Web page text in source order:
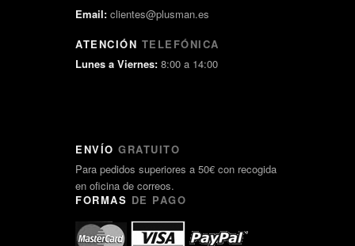
Email: clientes@plusman.es
ATENCIÓN TELEFÓNICA
Lunes a Viernes: 8:00 a 14:00
ENVÍO GRATUITO
Para pedidos superiores a 50€ con recogida
en oficina de correos.
FORMAS DE PAGO